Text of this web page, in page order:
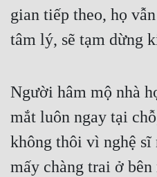
gian tiếp theo, họ
tâm lý, sẽ tạm dừng
Người hâm mộ nhà
mắt luôn ngay tại
không thôi vì nghệ sĩ
mấy chàng trai ở